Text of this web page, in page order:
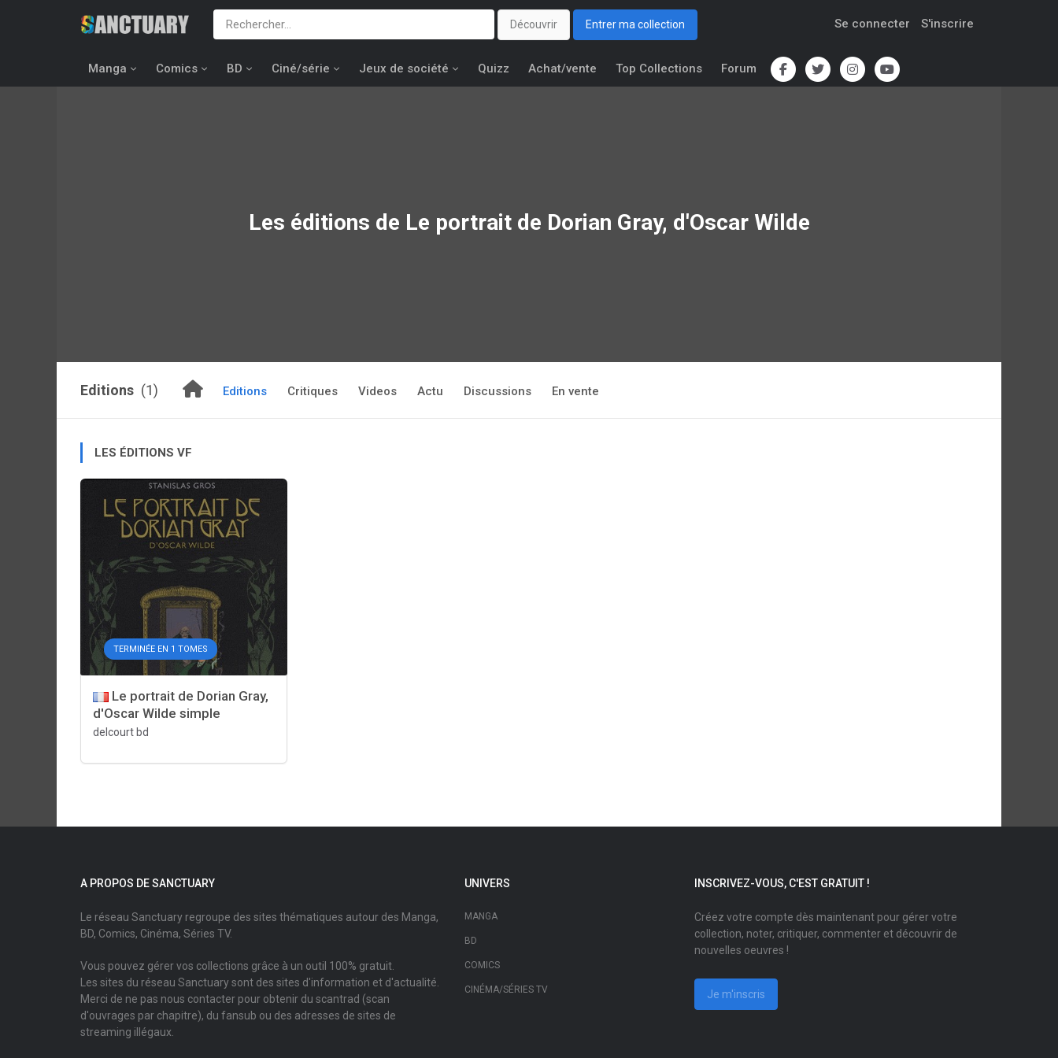
Découvrir Entrer ma collection Se connecter S'inscrire
Manga Comics BD Ciné/série Jeux de société Quizz Achat/vente Top Collections Forum
Les éditions de Le portrait de Dorian Gray, d'Oscar Wilde
Editions (1) Editions Critiques Videos Actu Discussions En vente
LES ÉDITIONS VF
TERMINÉE EN 1 TOMES
Le portrait de Dorian Gray,
d'Oscar Wilde simple
delcourt bd
A PROPOS DE SANCTUARY
Le réseau Sanctuary regroupe des sites thématiques autour des Manga,
BD, Comics, Cinéma, Séries TV.
Vous pouvez gérer vos collections grâce à un outil 100% gratuit.
Les sites du réseau Sanctuary sont des sites d'information et d'actualité.
Merci de ne pas nous contacter pour obtenir du scantrad (scan
d'ouvrages par chapitre), du fansub ou des adresses de sites de
streaming illégaux.
UNIVERS
MANGA
BD
COMICS
CINÉMA/SÉRIES TV
INSCRIVEZ-VOUS, C'EST GRATUIT !
Créez votre compte dès maintenant pour gérer votre
collection, noter, critiquer, commenter et découvrir de
nouvelles oeuvres !
Je m'inscris